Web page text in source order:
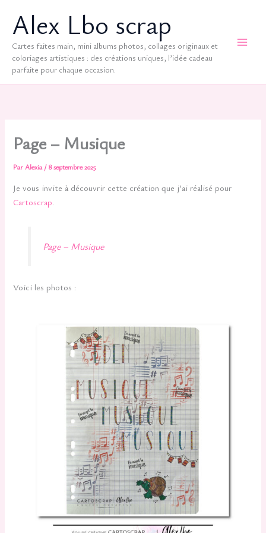
contenuAlex Lbo scrap
Cartes faites main, mini albums photos, collages originaux et
coloriages artistiques : des créations uniques, l’idée cadeau
parfaite pour chaque occasion.
Page – Musique
ParAlexia /8 septembre 2025
Je vous invite à découvrir cette création que j’ai réalisé pour
Cartoscrap.
Page – Musique
Voici les photos :